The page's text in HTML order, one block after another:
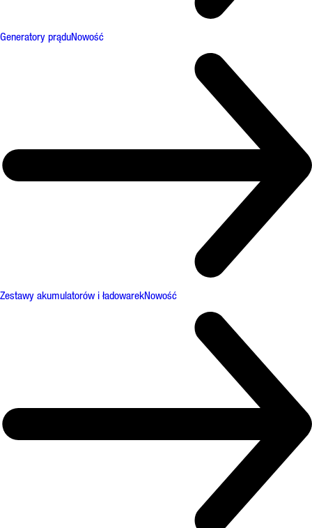
Generatory prąduNowość
Zestawy akumulatorów i ładowarekNowość